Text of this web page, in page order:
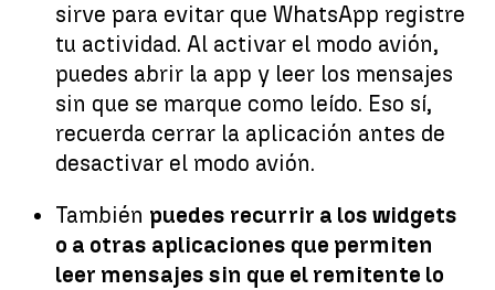
sirve para evitar que WhatsApp registre
tu actividad. Al activar el modo avión,
puedes abrir la app y leer los mensajes
sin que se marque como leído. Eso sí,
recuerda cerrar la aplicación antes de
desactivar el modo avión.
También puedes recurrir a los widgets
o a otras aplicaciones que permiten
leer mensajes sin que el remitente lo